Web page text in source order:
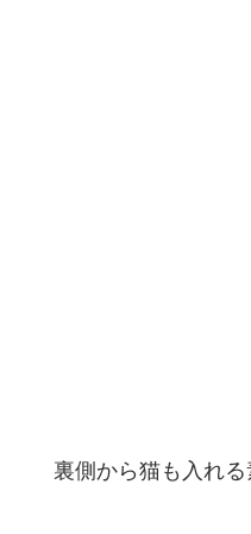
裏側から猫も入れ